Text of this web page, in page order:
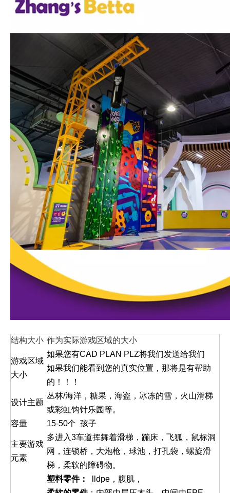
结构大小 作为实际游戏区域的大小
游戏区域
大小
如果您有CAD PLAN PLZ将我们发送给我们
如果我们能看到您的真实位置，那将是有帮助
的！！！
设计主题
丛林/海洋，糖果，海盗，冰冻的雪，火山滑梯
或彩虹钩针乐园等。
容量
15-50个 孩子
主要游戏
元素
多进入3车道挥舞着滑梯，蹦床，飞狐，鼠标洞
网，连锁桥，大炮枪，球池，打孔袋，螺旋滑
梯，柔软的障碍物。
塑料零件：
lldpe，腹肌，